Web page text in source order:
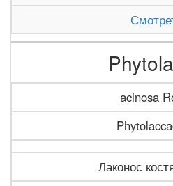
acinosa
Лаконос